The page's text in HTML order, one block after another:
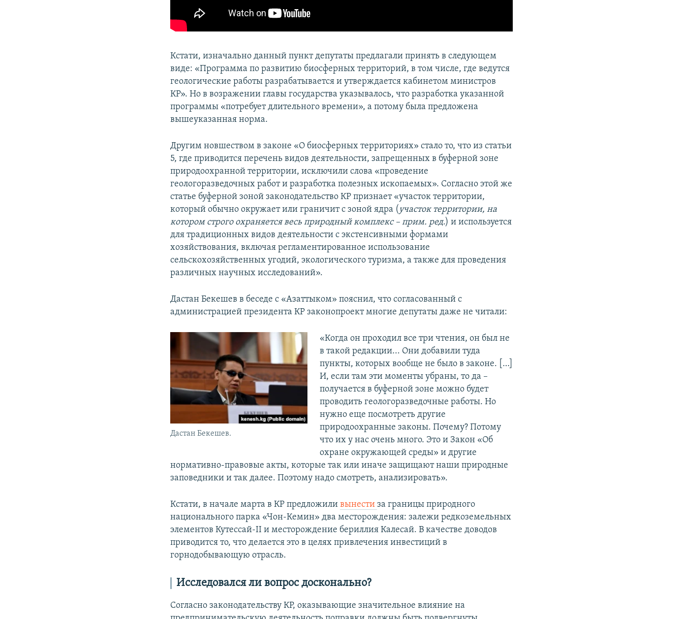
Кстати, изначально данный пункт депутаты предлагали принять в следующем
виде: «Программа по развитию биосферных территорий, в том числе, где ведутся
геологические работы разрабатывается и утверждается кабинетом министров
КР». Но в возражении главы государства указывалось, что разработка указанной
программы «потребует длительного времени», а потому была предложена
вышеуказанная норма.
Другим новшеством в законе «О биосферных территориях» стало то, что из статьи
5, где приводится перечень видов деятельности, запрещенных в буферной зоне
природоохранной территории, исключили слова «проведение
геологоразведочных работ и разработка полезных ископаемых». Согласно этой же
статье буферной зоной законодательство КР признает «участок территории,
который обычно окружает или граничит с зоной ядра ( участок территории, на
котором строго охраняется весь природный комплекс –прим. ред.) и используется
для традиционных видов деятельности с экстенсивными формами
хозяйствования, включая регламентированное использование
сельскохозяйственных угодий, экологического туризма, а также для проведения
различных научных исследований».
Дастан Бекешев в беседе с «Азаттыком» пояснил, что согласованный с
администрацией президента КР законопроект многие депутаты даже не читали:
Дастан Бекешев.
«Когда он проходил все три чтения, он был не
в такой редакции... Они добавили туда
пункты, которых вообще не было в законе. […]
И, если там эти моменты убраны, то да –
получается в буферной зоне можно будет
проводить геологоразведочные работы. Но
нужно еще посмотреть другие
природоохранные законы. Почему? Потому
что их у нас очень много. Это и Закон «Об
охране окружающей среды» и другие
нормативно-правовые акты, которые так или иначе защищают наши природные
заповедники и так далее. Поэтому надо смотреть, анализировать».
Кстати, в начале марта в КР предложиливынестиза границы природного
национального парка «Чон-Кемин» два месторождения: залежи редкоземельных
элементов Кутессай-II и месторождение бериллия Калесай. В качестве доводов
приводится то, что делается это в целях привлечения инвестиций в
горнодобывающую отрасль.
Исследовался ли вопрос досконально?
Согласно законодательству КР, оказывающие значительное влияние на